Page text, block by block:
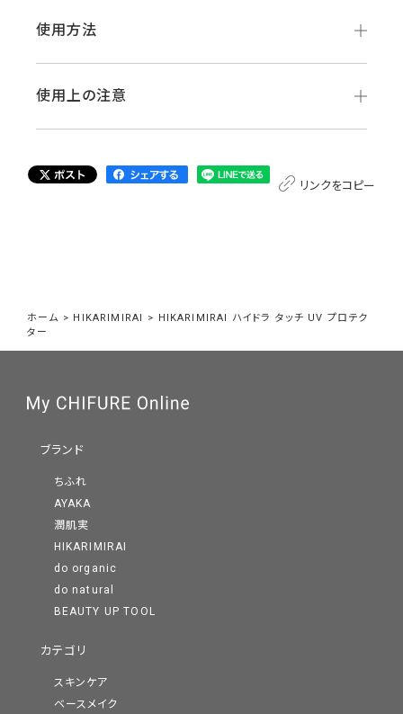
使用方法
使用上の注意
リンクをコピー
ホーム > HIKARIMIRAI > HIKARIMIRAI ハイドラ タッチ UV プロテク
ター
ブランド
ちふれ
AYAKA
潤肌実
HIKARIMIRAI
do organic
do natural
BEAUTY UP TOOL
カテゴリ
スキンケア
ベースメイク